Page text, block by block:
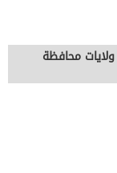
ولايات محافظة